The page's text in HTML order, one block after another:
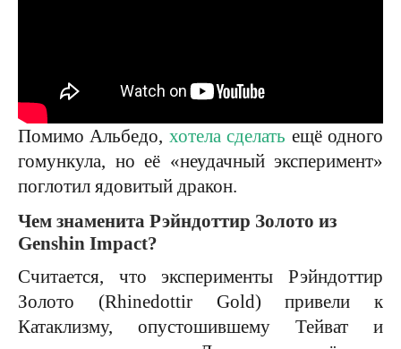
Помимо Альбедо, хотела сделать ещё одного
гомункула, но её «неудачный эксперимент»
поглотил ядовитый дракон.
Чем знаменита Рэйндоттир Золото из
Genshin Impact?
Считается, что эксперименты Рэйндоттир
Золото (Rhinedottir Gold) привели к
Катаклизму, опустошившему Тейват и